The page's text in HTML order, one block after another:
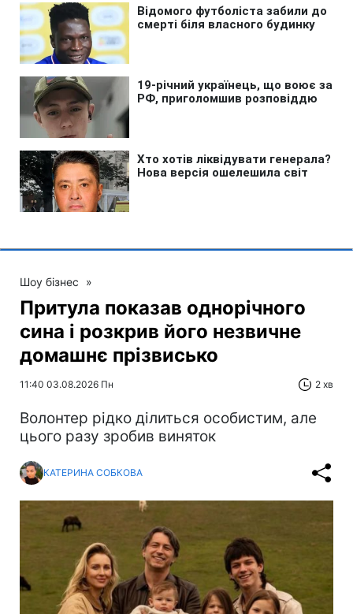
Шоу бізнес »
Притула показав однорічного
сина і розкрив його незвичне
домашнє прізвисько
11:40 03.08.2026 Пн 2 хв
Волонтер рідко ділиться особистим, але
цього разу зробив виняток
КАТЕРИНА СОБКОВА